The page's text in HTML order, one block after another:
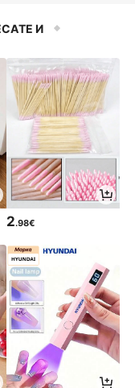
пощенска кутия | Зак
И
2.98€